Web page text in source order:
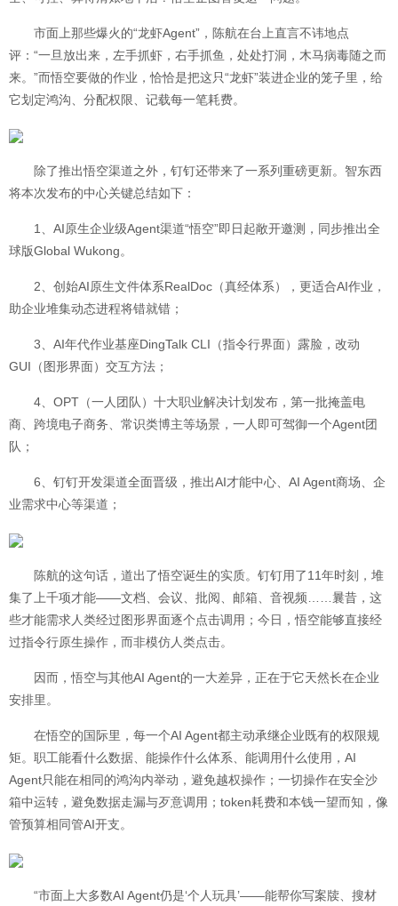
市面上那些爆火的“龙虾Agent”，陈航在台上直言不讳地点
评：“一旦放出来，左手抓虾，右手抓鱼，处处打洞，木马病毒随之而
来。”而悟空要做的作业，恰恰是把这只“龙虾”装进企业的笼子里，给
它划定鸿沟、分配权限、记载每一笔耗费。
除了推出悟空渠道之外，钉钉还带来了一系列重磅更新。智东西
将本次发布的中心关键总结如下：
1、AI原生企业级Agent渠道“悟空”即日起敞开邀测，同步推出全
球版Global Wukong。
2、创始AI原生文件体系RealDoc（真经体系），更适合AI作业，
助企业堆集动态进程将错就错；
3、AI年代作业基座DingTalk CLI（指令行界面）露脸，改动
GUI（图形界面）交互方法；
4、OPT（一人团队）十大职业解决计划发布，第一批掩盖电
商、跨境电子商务、常识类博主等场景，一人即可驾御一个Agent团
队；
6、钉钉开发渠道全面晋级，推出AI才能中心、AI Agent商场、企
业需求中心等渠道；
陈航的这句话，道出了悟空诞生的实质。钉钉用了11年时刻，堆
集了上千项才能——文档、会议、批阅、邮箱、音视频……曩昔，这
些才能需求人类经过图形界面逐个点击调用；今日，悟空能够直接经
过指令行原生操作，而非模仿人类点击。
因而，悟空与其他AI Agent的一大差异，正在于它天然长在企业
安排里。
在悟空的国际里，每一个AI Agent都主动承继企业既有的权限规
矩。职工能看什么数据、能操作什么体系、能调用什么使用，AI
Agent只能在相同的鸿沟内举动，避免越权操作；一切操作在安全沙
箱中运转，避免数据走漏与歹意调用；token耗费和本钱一望而知，像
管预算相同管AI开支。
“市面上大多数AI Agent仍是‘个人玩具’——能帮你写案牍、搜材